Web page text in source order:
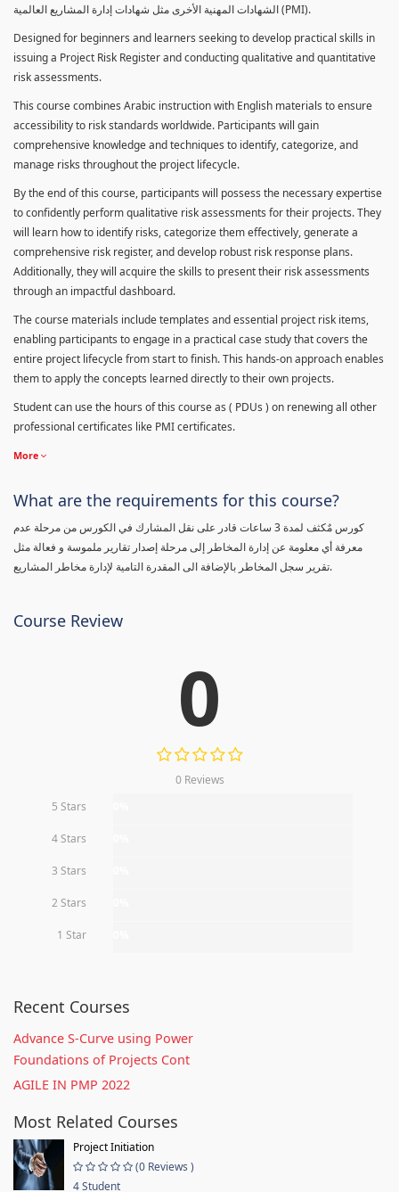
الشهادات المهنية الأخرى مثل شهادات إدارة المشاريع العالمية (PMI).
Designed for beginners and learners seeking to develop practical skills in
issuing a Project Risk Register and conducting qualitative and quantitative
risk assessments.
This course combines Arabic instruction with English materials to ensure
accessibility to risk standards worldwide. Participants will gain
comprehensive knowledge and techniques to identify, categorize, and
manage risks throughout the project lifecycle.
By the end of this course, participants will possess the necessary expertise
to confidently perform qualitative risk assessments for their projects. They
will learn how to identify risks, categorize them effectively, generate a
comprehensive risk register, and develop robust risk response plans.
Additionally, they will acquire the skills to present their risk assessments
through an impactful dashboard.
The course materials include templates and essential project risk items,
enabling participants to engage in a practical case study that covers the
entire project lifecycle from start to finish. This hands-on approach enables
them to apply the concepts learned directly to their own projects.
Student can use the hours of this course as ( PDUs ) on renewing all other
professional certificates like PMI certificates.
More
What are the requirements for this course?
كورس مٌكثف لمدة 3 ساعات قادر على نقل المشارك في الكورس من مرحلة عدم
معرفة أي معلومة عن إدارة المخاطر إلى مرحلة إصدار تقارير ملموسة و فعالة مثل
تقرير سجل المخاطر بالإضافة الى المقدرة التامية لإدارة مخاطر المشاريع.
Course Review
0
0 Reviews
5 Stars
4 Stars
3 Stars
2 Stars
1 Star
Recent Courses
Advance S-Curve using Power
Foundations of Projects Cont
AGILE IN PMP 2022
Most Related Courses
Project Initiation
(0 Reviews )
4 Student